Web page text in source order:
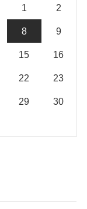
1 2
8 9
15 16
22 23
29 30